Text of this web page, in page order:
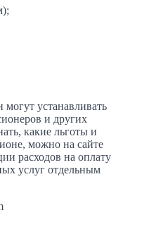
устанавливать
и других
какие льготы и
можно на сайте
расходов на оплату
услуг отдельным